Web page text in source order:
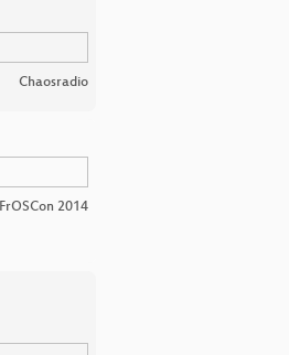
Chaosradio
FrOSCon 2014